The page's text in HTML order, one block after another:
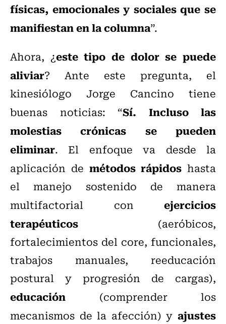
físicas, emocionales y sociales que se
manifiestan en la columna”.
Ahora, ¿este tipo de dolor se puede
aliviar? Ante este pregunta, el
kinesiólogo Jorge Cancino tiene
buenas noticias: “Sí. Incluso las
molestias crónicas se pueden
eliminar. El enfoque va desde la
aplicación de métodos rápidos hasta
el manejo sostenido de manera
multifactorial con ejercicios
terapéuticos (aeróbicos,
fortalecimientos del core, funcionales,
trabajos manuales, reeducación
postural y progresión de cargas),
educación (comprender los
mecanismos de la afección) y ajustes